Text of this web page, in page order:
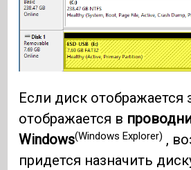
Если диск отображается
отображается в
Windows(Windows Explorer) ,
придется назначить